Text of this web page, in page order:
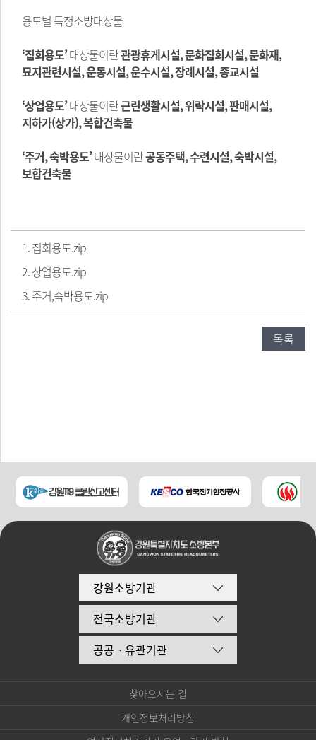
용도별 특정소방대상물
​‘집회용도’대상물이란관광휴게시설, 문화집회시설, 문화재,
묘지관련시설, 운동시설, 운수시설, 장례시설, 종교시설
​‘상업용도’대상물이란근린생활시설, 위락시설, 판매시설,
지하가(상가), 복합건축물
​‘주거, 숙박용도’대상물이란공동주택, 수련시설, 숙박시설,
보합건축물
1. 집회용도.zip
2. 상업용도.zip
3. 주거,숙박용도.zip
목록
강원소방기관
전국소방기관
공공ㆍ유관기관
찾아오시는 길
개인정보처리방침